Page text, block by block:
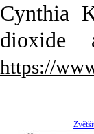
Cynthia
dioxide
https://